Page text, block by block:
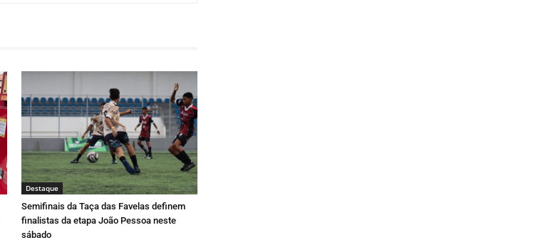
Destaque
Semifinais da Taça das Favelas definem
finalistas da etapa João Pessoa neste
sábado